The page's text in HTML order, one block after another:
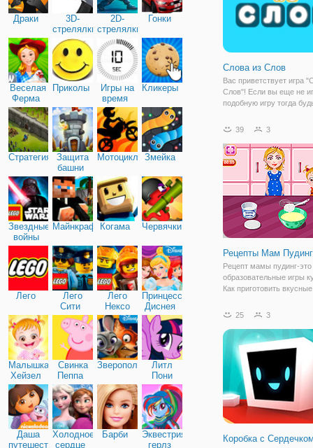
Драки
3D-
стрелялки
2D-
стрелялки
Гонки
Веселая
Ферма
Приколы
Игры на
время
Кликеры
Стратегия
Защита
башни
МотоциклыЗмейка
Звездные
войны
МайнкрафтКогама Червячки
Лего
Лего
Сити
Лего
Нексо
Найтс
Принцессы
Диснея
Малышка
Хейзел
Свинка
Пеппа
Зверополис
Литл
Пони
Дружба
Даша
путешественница
Холодное
сердце
Барби
Эквестрия
герлз
Слова из Слов
Вас приветствует игра
Слов"! Если вы еще не
подобную игру тогда
что в эту игру вы теперь
из Слов" относятся к
39 3
Рецепты Мам Пудинг
Рецепт мамы пудинг-это
образовательные игры
Как приготовить
между банановый
ингредиенты, чтобы
пудинг смесь в
25 3
Коробка с